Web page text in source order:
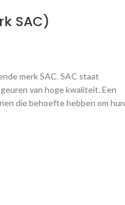
SAC)
merk SAC. SAC staat
van hoge kwaliteit. Een
die behoefte hebben om hun